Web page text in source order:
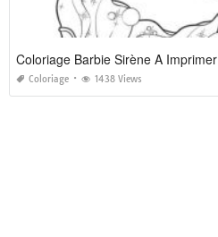
Coloriage Barbie Sirène A Imprimer
Coloriage 1438 Views